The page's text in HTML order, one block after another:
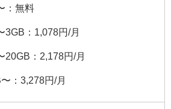
：無料
3GB：1,078円/月
20GB：2,178円/月
：3,278円/月